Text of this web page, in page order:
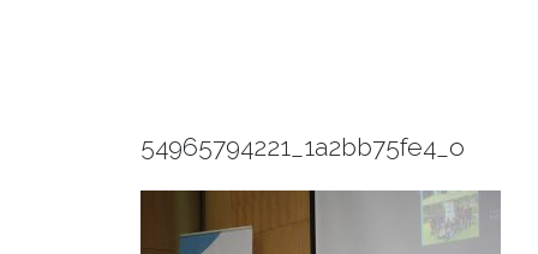
54965794221_1a2bb75fe4_o